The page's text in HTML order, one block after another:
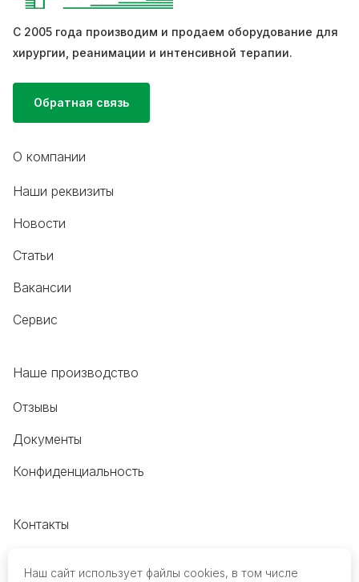
С 2005 года производим и продаем оборудование для
хирургии, реанимации и интенсивной терапии.
Обратная связь
О компании
Наши реквизиты
Новости
Статьи
Вакансии
Сервис
Наше производство
Отзывы
Документы
Конфиденциальность
Контакты
Наш сайт использует файлы cookies, в том числе